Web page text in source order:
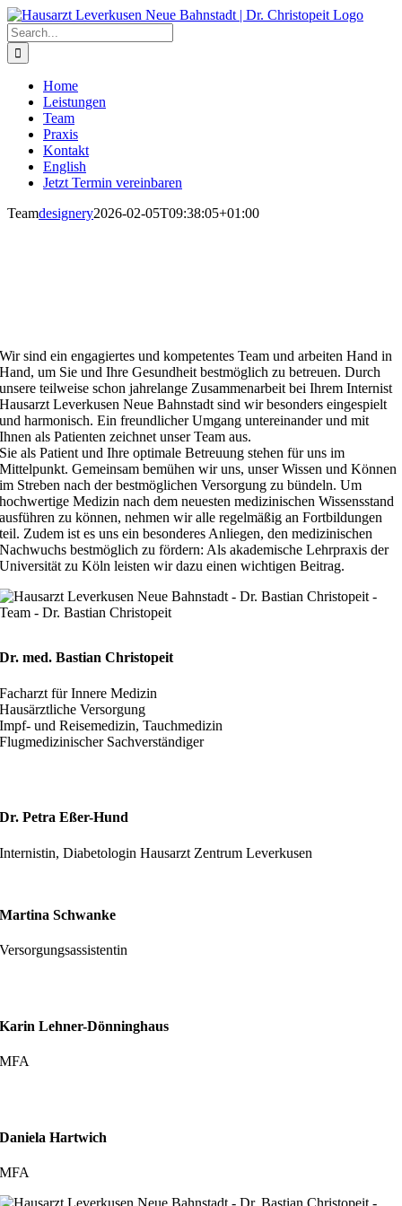
Zum
Inhalt
springen
Search
for:
Home
Leistungen
Team
Praxis
Kontakt
English
Jetzt Termin vereinbaren
Teamdesignery2026-02-05T09:38:05+01:00
Wir sind ein engagiertes und kompetentes Team und arbeiten Hand in
Hand, um Sie und Ihre Gesundheit bestmöglich zu betreuen. Durch
unsere teilweise schon jahrelange Zusammenarbeit bei Ihrem Internist
Hausarzt Leverkusen Neue Bahnstadt sind wir besonders eingespielt
und harmonisch. Ein freundlicher Umgang untereinander und mit
Ihnen als Patienten zeichnet unser Team aus.
Sie als Patient und Ihre optimale Betreuung stehen für uns im
Mittelpunkt. Gemeinsam bemühen wir uns, unser Wissen und Können
im Streben nach der bestmöglichen Versorgung zu bündeln. Um
hochwertige Medizin nach dem neuesten medizinischen Wissensstand
ausführen zu können, nehmen wir alle regelmäßig an Fortbildungen
teil. Zudem ist es uns ein besonderes Anliegen, den medizinischen
Nachwuchs bestmöglich zu fördern: Als akademische Lehrpraxis der
Universität zu Köln leisten wir dazu einen wichtigen Beitrag.
Dr. med. Bastian Christopeit
Facharzt für Innere Medizin
Hausärztliche Versorgung
Impf- und Reisemedizin, Tauchmedizin
Flugmedizinischer Sachverständiger
Dr. Petra Eßer-Hund
Internistin, Diabetologin Hausarzt Zentrum Leverkusen
Martina Schwanke
Versorgungsassistentin
Karin Lehner-Dönninghaus
MFA
Daniela Hartwich
MFA